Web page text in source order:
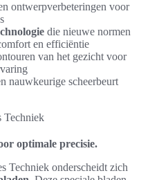
ontwerpverbeteringen voor
die nieuwe normen
en efficiëntie
van het gezicht voor
nauwkeurige scheerbeurt
optimale precisie.
Techniek onderscheidt zich